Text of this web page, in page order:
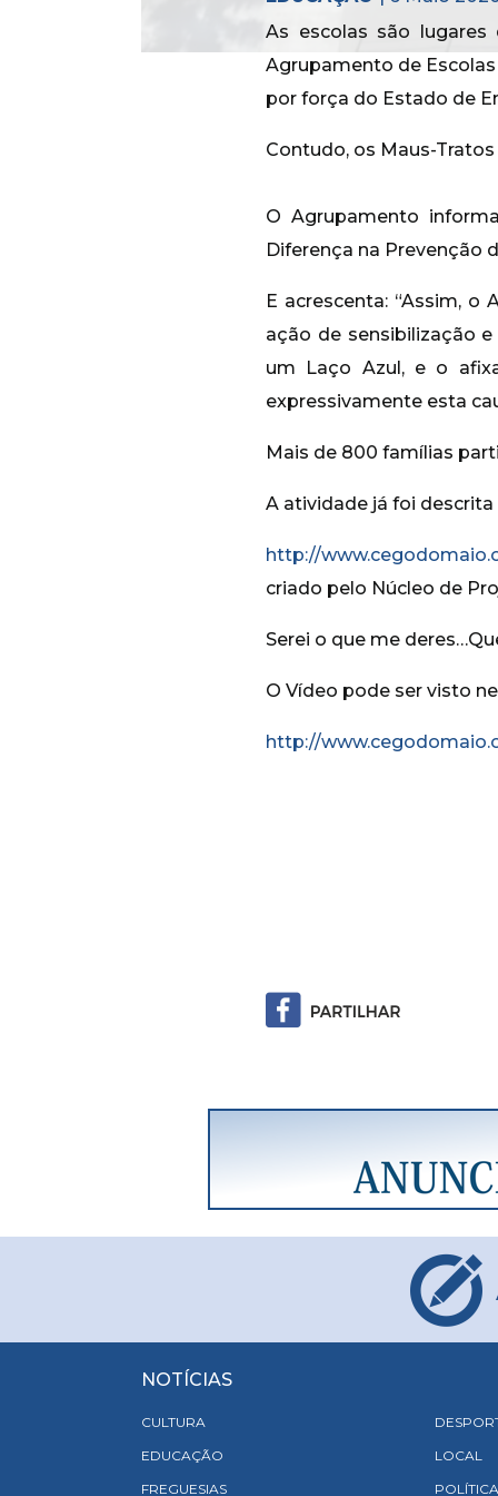
As escolas são
Agrupamento de
por força do Estado de
Contudo, os Maus-
O Agrupamento
Diferença na Prevenção
E acrescenta: “Assim, o
ação de sensibilização
um Laço Azul, e o
expressivamente esta
Mais de 800 famílias
A atividade já foi
http://
criado pelo Núcleo de
Serei o que me
O Vídeo pode ser visto
http://
NOTÍCIAS
CULTURA
EDUCAÇÃO
LOCAL
FREGUESIAS
POLÍTICA